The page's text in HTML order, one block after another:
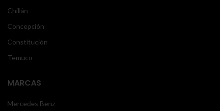
Chillán
Concepción
Constitución
Temuco
MARCAS
Mercedes Benz